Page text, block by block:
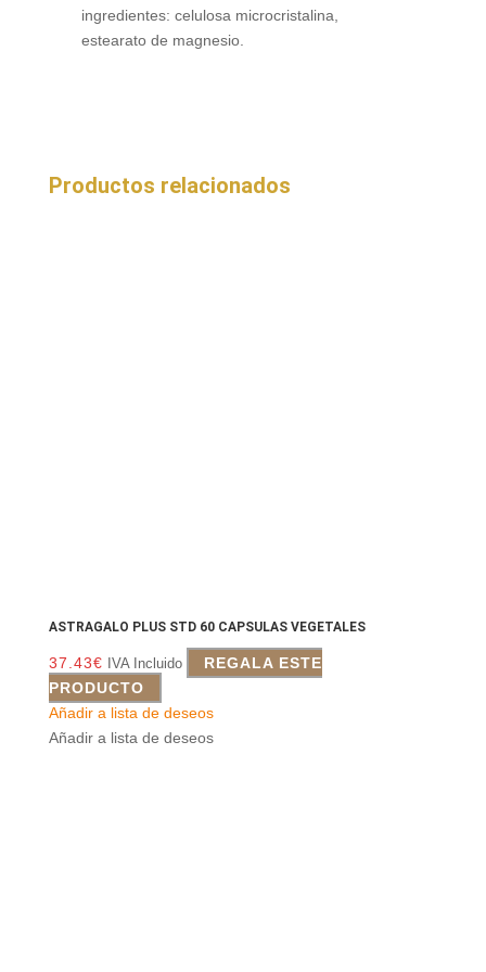
ingredientes: celulosa microcristalina,
estearato de magnesio.
Productos relacionados
ASTRAGALO PLUS STD 60 CAPSULAS VEGETALES
37.43€ IVA Incluido
REGALA ESTE
PRODUCTO
Añadir a lista de deseos
Añadir a lista de deseos